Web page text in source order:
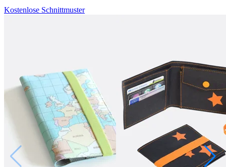
Kostenlose Schnittmuster